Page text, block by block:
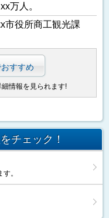
万人。
市役所商工観光課
すすめ
情報を見られます!
チェック！
。